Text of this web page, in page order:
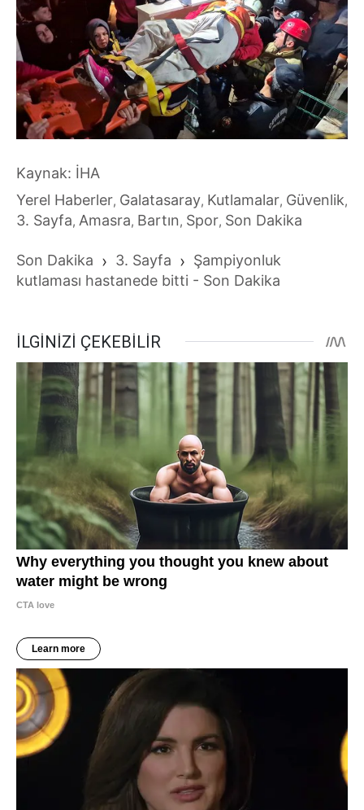
Kaynak: İHA
Yerel Haberler, Galatasaray, Kutlamalar, Güvenlik,
3. Sayfa, Amasra, Bartın, Spor, Son Dakika
Son Dakika › 3. Sayfa › Şampiyonluk
kutlaması hastanede bitti - Son Dakika